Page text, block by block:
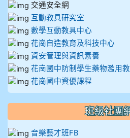
交通安全網
互動教具研究室
數學互動教具中心
花崗自造教育及科技中心
資安管理與資訊素養
花崗國中防制學生藥物濫用
花崗國中資優課程
班級社團
音樂藝才班FB